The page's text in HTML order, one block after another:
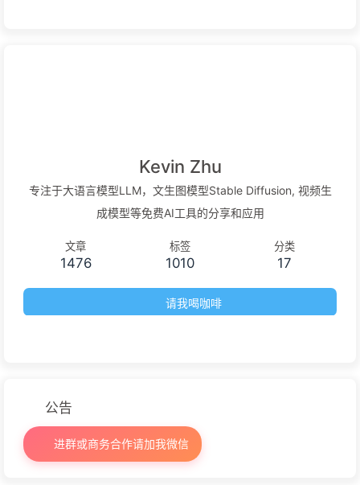
Kevin Zhu
专注于大语言模型LLM，文生图模型Stable Diffusion, 视频生
成模型等免费AI工具的分享和应用
文章
1476
标签
1010
分类
17
请我喝咖啡
公告
进群或商务合作请加我微信